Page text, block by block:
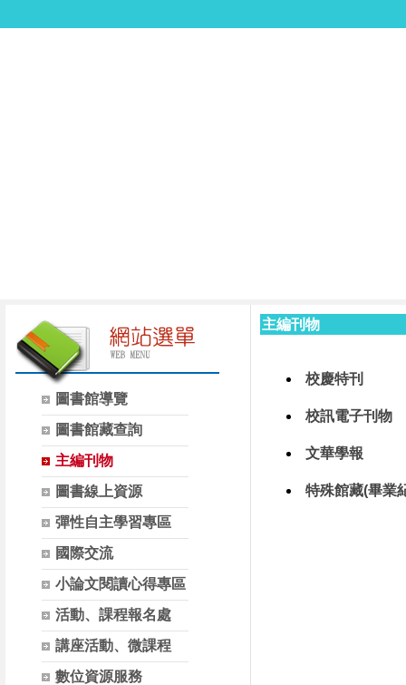
圖書館導覽
圖書館藏查詢
主編刊物
圖書線上資源
彈性自主學習專區
國際交流
小論文閱讀心得專區
活動、課程報名處
講座活動、微課程
數位資源服務
主編刊物
校慶特刊
校訊電子刊物
文華學報
特殊館藏(畢業